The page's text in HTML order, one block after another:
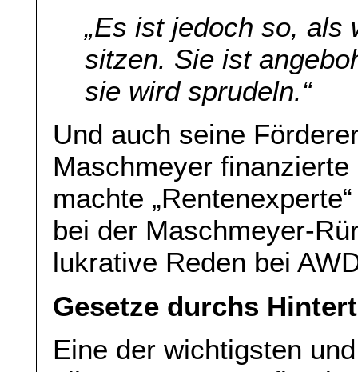
„Es ist jedoch so, als
sitzen. Sie ist
sie wird sprudeln.“
Und auch seine
Maschmeyer
machte
bei der Maschmeyer-
lukrative Reden bei
Gesetze durchs
Eine der wichtigsten